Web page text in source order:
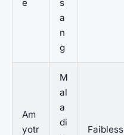
e
s
a
n
g
Am
yotr
M
al
a
di